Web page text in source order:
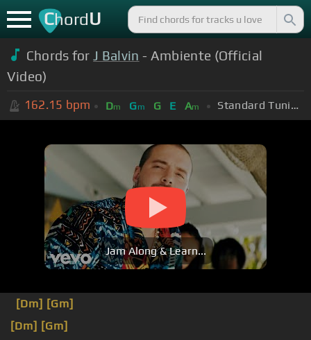
ChordU
Chords forJ Balvin - Ambiente (Official
Video)
162.15 bpm Dm Gm G E Am Standard Tuning (EADGBE)
Jam Along & Learn...
[Dm] [Gm]
[Dm] [Gm]